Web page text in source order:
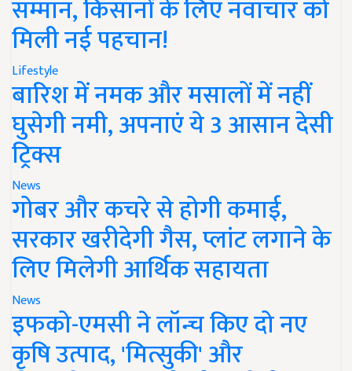
सम्मान, किसानों के लिए नवाचार को
मिली नई पहचान!
Lifestyle
बारिश में नमक और मसालों में नहीं
घुसेगी नमी, अपनाएं ये 3 आसान देसी
ट्रिक्स
News
गोबर और कचरे से होगी कमाई,
सरकार खरीदेगी गैस, प्लांट लगाने के
लिए मिलेगी आर्थिक सहायता
News
इफको-एमसी ने लॉन्च किए दो नए
कृषि उत्पाद, 'मित्सुकी' और